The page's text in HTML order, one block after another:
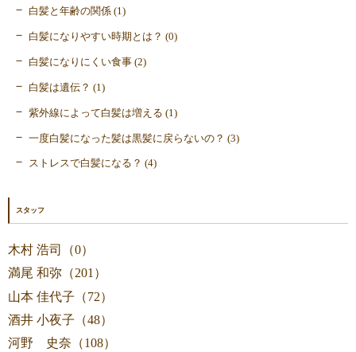
白髪と年齢の関係 (1)
白髪になりやすい時期とは？ (0)
白髪になりにくい食事 (2)
白髪は遺伝？ (1)
紫外線によって白髪は増える (1)
一度白髪になった髪は黒髪に戻らないの？ (3)
ストレスで白髪になる？ (4)
スタッフ
木村 浩司（0）
満尾 和弥（201）
山本 佳代子（72）
酒井 小夜子（48）
河野 史奈（108）